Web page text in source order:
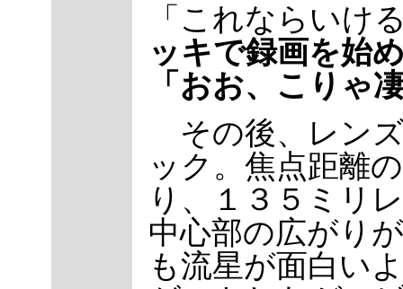
「これならいけ
ッキで録画を始
「おお、こりゃ
その後、レン
ック。焦点距離
り、１３５ミリ
中心部の広がり
も流星が面白い